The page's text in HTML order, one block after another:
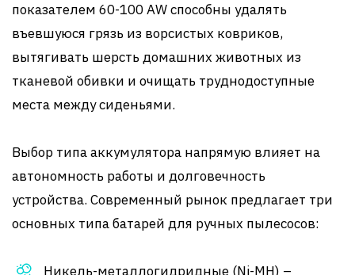
показателем 60-100 AW способны удалять
въевшуюся грязь из ворсистых ковриков,
вытягивать шерсть домашних животных из
тканевой обивки и очищать труднодоступные
места между сиденьями.
Выбор типа аккумулятора напрямую влияет на
автономность работы и долговечность
устройства. Современный рынок предлагает три
основных типа батарей для ручных пылесосов:
Никель-металлогидридные (Ni-MH) –